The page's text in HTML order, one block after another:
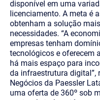
disponível em uma
licenciamento. A meta é
obtenham a solução
necessidades. “A
empresas tenham
tecnológicos e oferecem
há mais espaço para
da infraestrutura digital”,
Negócios da Paessler
uma oferta de 360º sob